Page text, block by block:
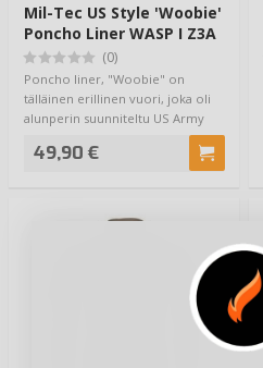
Mil-Tec US Style 'Woobie'
Poncho Liner WASP I Z3A
(0)
Poncho liner, "Woobie" on
tälläinen erillinen vuori, joka oli
alunperin suunniteltu US Army
49,90 €